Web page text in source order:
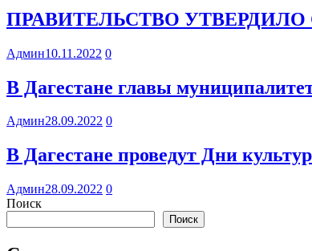
ПРАВИТЕЛЬСТВО УТВЕРДИЛО
Админ10.11.2022 0
В Дагестане главы
Админ28.09.2022 0
В Дагестане проведут Дни
Админ28.09.2022 0
Поиск
Поиск